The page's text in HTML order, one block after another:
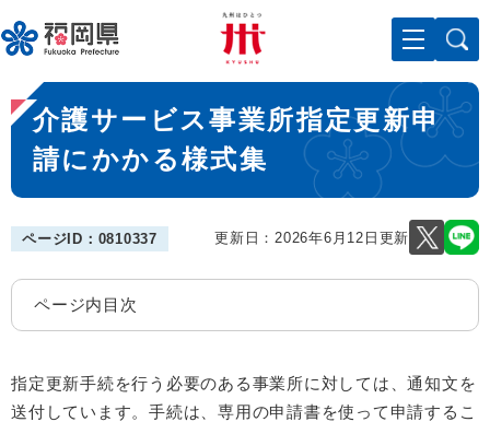
ー
ジ
先
頭
。
メニューを飛ばして本文へ
本
文
介護サービス事業所指定更新申
請にかかる様式集
ページID：0810337 更新日：2026年6月12日更新
ページ内目次
指定更新手続を行う必要のある事業所に対しては、通知文を
送付しています。手続は、専用の申請書を使って申請するこ